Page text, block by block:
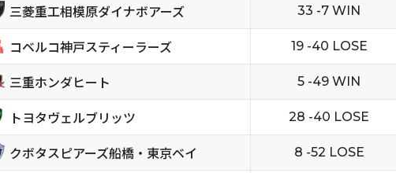
三菱重工相模原ダイナボアーズ 33 -7 WIN
コベルコ神戸スティーラーズ 19 -40 LOSE
三重ホンダヒート 5 -49 WIN
トヨタヴェルブリッツ 28 -40 LOSE
クボタスピアーズ船橋・東京ベイ 8 -52 LOSE